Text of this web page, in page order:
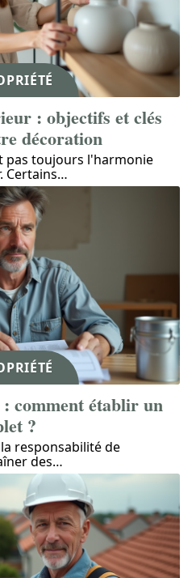
: objectifs et clés
décoration
pas toujours l'harmonie
Certains…
comment établir un
?
responsabilité de
des…